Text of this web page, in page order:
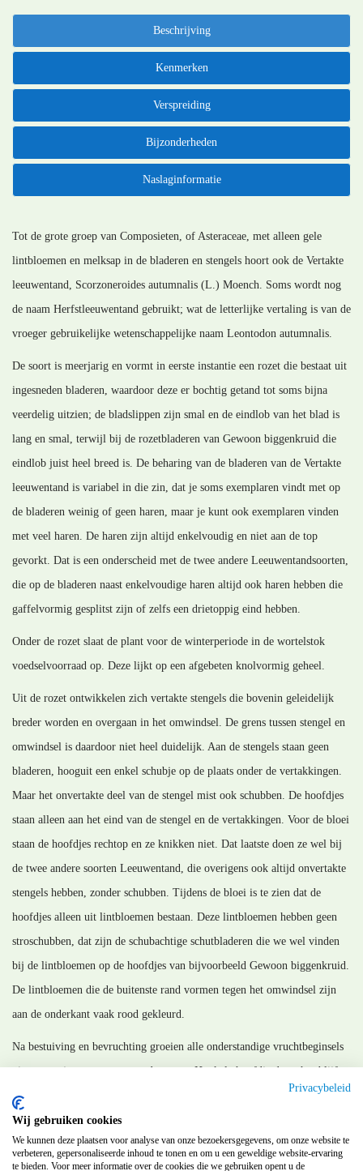
Beschrijving
Kenmerken
Verspreiding
Bijzonderheden
Naslaginformatie
Tot de grote groep van Composieten, of Asteraceae, met alleen gele
lintbloemen en melksap in de bladeren en stengels hoort ook de Vertakte
leeuwentand, Scorzoneroides autumnalis (L.) Moench. Soms wordt nog
de naam Herfstleeuwentand gebruikt; wat de letterlijke vertaling is van de
vroeger gebruikelijke wetenschappelijke naam Leontodon autumnalis.
De soort is meerjarig en vormt in eerste instantie een rozet die bestaat uit
ingesneden bladeren, waardoor deze er bochtig getand tot soms bijna
veerdelig uitzien; de bladslippen zijn smal en de eindlob van het blad is
lang en smal, terwijl bij de rozetbladeren van Gewoon biggenkruid die
eindlob juist heel breed is. De beharing van de bladeren van de Vertakte
leeuwentand is variabel in die zin, dat je soms exemplaren vindt met op
de bladeren weinig of geen haren, maar je kunt ook exemplaren vinden
met veel haren. De haren zijn altijd enkelvoudig en niet aan de top
gevorkt. Dat is een onderscheid met de twee andere Leeuwentandsoorten,
die op de bladeren naast enkelvoudige haren altijd ook haren hebben die
gaffelvormig gesplitst zijn of zelfs een drietoppig eind hebben.
Onder de rozet slaat de plant voor de winterperiode in de wortelstok
voedselvoorraad op. Deze lijkt op een afgebeten knolvormig geheel.
Uit de rozet ontwikkelen zich vertakte stengels die bovenin geleidelijk
breder worden en overgaan in het omwindsel. De grens tussen stengel en
omwindsel is daardoor niet heel duidelijk. Aan de stengels staan geen
bladeren, hooguit een enkel schubje op de plaats onder de vertakkingen.
Maar het onvertakte deel van de stengel mist ook schubben. De hoofdjes
staan alleen aan het eind van de stengel en de vertakkingen. Voor de bloei
staan de hoofdjes rechtop en ze knikken niet. Dat laatste doen ze wel bij
de twee andere soorten Leeuwentand, die overigens ook altijd onvertakte
stengels hebben, zonder schubben. Tijdens de bloei is te zien dat de
hoofdjes alleen uit lintbloemen bestaan. Deze lintbloemen hebben geen
stroschubben, dat zijn de schubachtige schutbladeren die we wel vinden
bij de lintbloemen op de hoofdjes van bijvoorbeeld Gewoon biggenkruid.
De lintbloemen die de buitenste rand vormen tegen het omwindsel zijn
aan de onderkant vaak rood gekleurd.
Na bestuiving en bevruchting groeien alle onderstandige vruchtbeginsels
uit tot nootjes met een geveerd pappus. Het kale hoofdje dat achterblijft
vormt met de behaarde omwindselbladen een soort sterretje.
MM_140131, gewijzigd 200311
Privacybeleid
Wij gebruiken cookies
We kunnen deze plaatsen voor analyse van onze bezoekersgegevens, om onze website te
verbeteren, gepersonaliseerde inhoud te tonen en om u een geweldige website-ervaring
te bieden. Voor meer informatie over de cookies die we gebruiken opent u de